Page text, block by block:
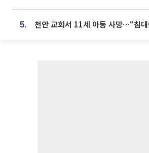
5.